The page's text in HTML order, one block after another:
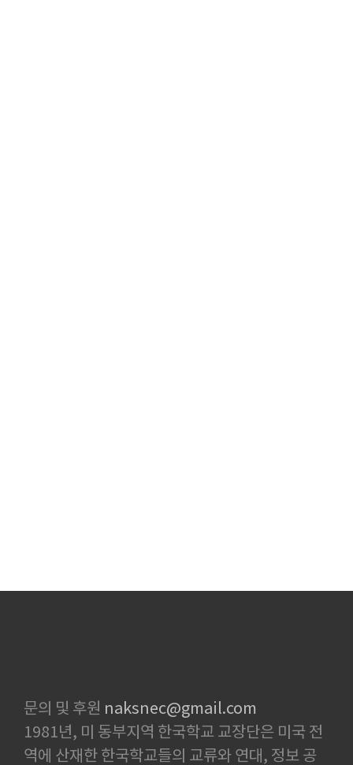
문의 및 후원 naksnec@gmail.com
1981년, 미 동부지역 한국학교 교장단은 미국 전
역에 산재한 한국학교들의 교류와 연대, 정보 공